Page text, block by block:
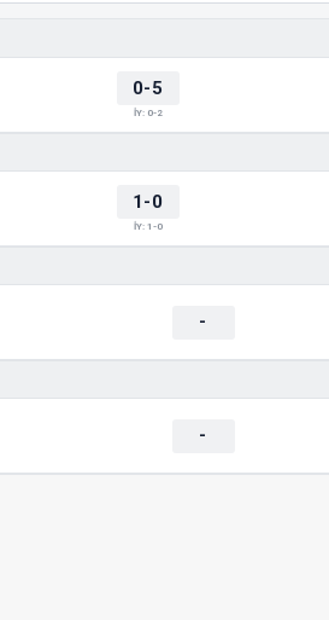
0-5
İY: 0-2
1-0
İY: 1-0
-
-